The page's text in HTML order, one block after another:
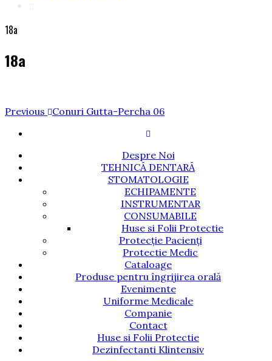
18a
18a
Navigare
articole
Previous
Previous Conuri Gutta-Percha 06
Despre Noi
TEHNICĂ DENTARĂ
STOMATOLOGIE
ECHIPAMENTE
INSTRUMENTAR
CONSUMABILE
Huse si Folii Protectie
Protecție Pacienți
Protectie Medic
Cataloage
Produse pentru îngrijirea orală
Evenimente
Uniforme Medicale
Companie
Contact
Huse si Folii Protectie
Dezinfectanti Klintensiv